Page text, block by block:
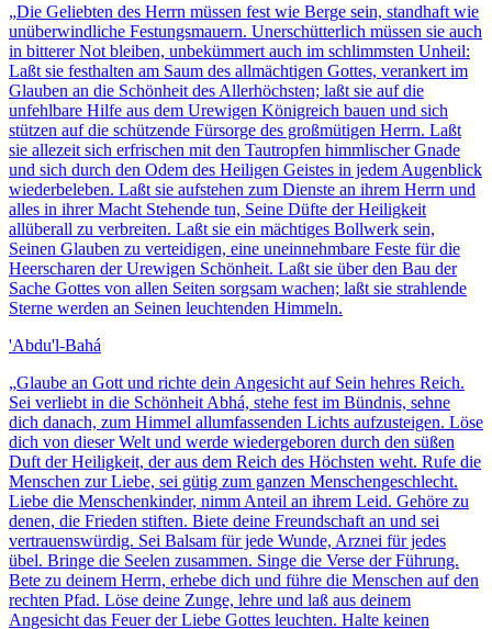
„Die Geliebten des Herrn müssen fest wie Berge sein, standhaft wie
unüberwindliche Festungsmauern. Unerschütterlich müssen sie auch
in bitterer Not bleiben, unbekümmert auch im schlimmsten Unheil:
Laßt sie festhalten am Saum des allmächtigen Gottes, verankert im
Glauben an die Schönheit des Allerhöchsten; laßt sie auf die
unfehlbare Hilfe aus dem Urewigen Königreich bauen und sich
stützen auf die schützende Fürsorge des großmütigen Herrn. Laßt
sie allezeit sich erfrischen mit den Tautropfen himmlischer Gnade
und sich durch den Odem des Heiligen Geistes in jedem Augenblick
wiederbeleben. Laßt sie aufstehen zum Dienste an ihrem Herrn und
alles in ihrer Macht Stehende tun, Seine Düfte der Heiligkeit
allüberall zu verbreiten. Laßt sie ein mächtiges Bollwerk sein,
Seinen Glauben zu verteidigen, eine uneinnehmbare Feste für die
Heerscharen der Urewigen Schönheit. Laßt sie über den Bau der
Sache Gottes von allen Seiten sorgsam wachen; laßt sie strahlende
Sterne werden an Seinen leuchtenden Himmeln.
'Abdu'l-Bahá
„Glaube an Gott und richte dein Angesicht auf Sein hehres Reich.
Sei verliebt in die Schönheit Abhá, stehe fest im Bündnis, sehne
dich danach, zum Himmel allumfassenden Lichts aufzusteigen. Löse
dich von dieser Welt und werde wiedergeboren durch den süßen
Duft der Heiligkeit, der aus dem Reich des Höchsten weht. Rufe die
Menschen zur Liebe, sei gütig zum ganzen Menschengeschlecht.
Liebe die Menschenkinder, nimm Anteil an ihrem Leid. Gehöre zu
denen, die Frieden stiften. Biete deine Freundschaft an und sei
vertrauenswürdig. Sei Balsam für jede Wunde, Arznei für jedes
übel. Bringe die Seelen zusammen. Singe die Verse der Führung.
Bete zu deinem Herrn, erhebe dich und führe die Menschen auf den
rechten Pfad. Löse deine Zunge, lehre und laß aus deinem
Angesicht das Feuer der Liebe Gottes leuchten. Halte keinen